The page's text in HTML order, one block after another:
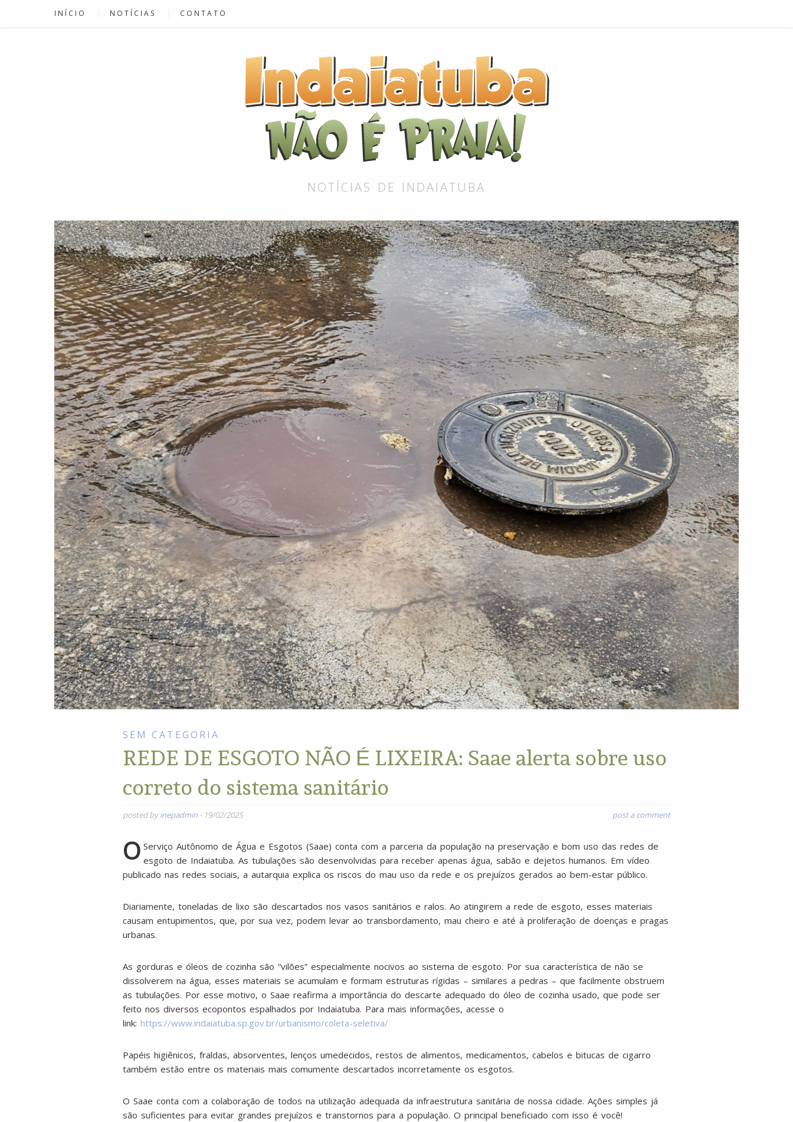
INÍCIO NOTÍCIAS CONTATO
NOTÍCIAS DE INDAIATUBA
SEM CATEGORIA
REDE DE ESGOTO NÃO É LIXEIRA: Saae alerta sobre uso
correto do sistema sanitário
posted byinepadmin - 19/02/2025 post a comment
O Serviço Autônomo de Água e Esgotos (Saae) conta com a parceria da população na preservação e bom uso das redes de
esgoto de Indaiatuba. As tubulações são desenvolvidas para receber apenas água, sabão e dejetos humanos. Em vídeo
publicado nas redes sociais, a autarquia explica os riscos do mau uso da rede e os prejuízos gerados ao bem-estar público.
Diariamente, toneladas de lixo são descartados nos vasos sanitários e ralos. Ao atingirem a rede de esgoto, esses materiais
causam entupimentos, que, por sua vez, podem levar ao transbordamento, mau cheiro e até à proliferação de doenças e pragas
urbanas.
As gorduras e óleos de cozinha são “vilões” especialmente nocivos ao sistema de esgoto. Por sua característica de não se
dissolverem na água, esses materiais se acumulam e formam estruturas rígidas – similares a pedras – que facilmente obstruem
as tubulações. Por esse motivo, o Saae reafirma a importância do descarte adequado do óleo de cozinha usado, que pode ser
feito nos diversos ecopontos espalhados por Indaiatuba. Para mais informações, acesse o
link: https://www.indaiatuba.sp.gov.br/urbanismo/coleta-seletiva/
Papéis higiênicos, fraldas, absorventes, lenços umedecidos, restos de alimentos, medicamentos, cabelos e bitucas de cigarro
também estão entre os materiais mais comumente descartados incorretamente os esgotos.
O Saae conta com a colaboração de todos na utilização adequada da infraestrutura sanitária de nossa cidade. Ações simples já
são suficientes para evitar grandes prejuízos e transtornos para a população. O principal beneficiado com isso é você!